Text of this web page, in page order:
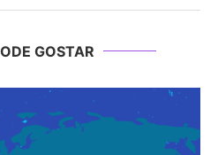
GOSTAR